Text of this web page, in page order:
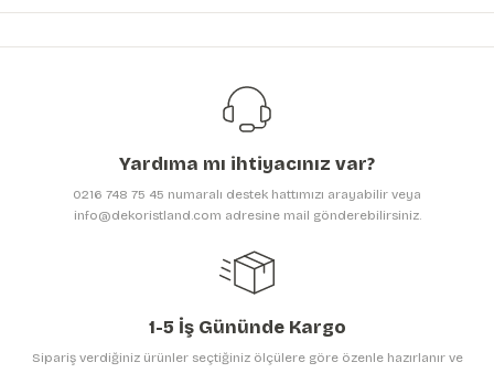
yetersiz gördüğünüz noktaları öneri formunu kullanarak tarafımıza
Görüş ve önerileriniz için teşekkür ederiz.
Ürün resmi kalitesiz, bozuk veya görüntülenemiyor.
Ürün bilgilerinde hatalar bulunuyor.
Yardıma mı ihtiyacınız var?
0216 748 75 45 numaralı destek hattımızı arayabilir veya
info@dekoristland.com adresine mail gönderebilirsiniz.
1-5 İş Gününde Kargo
Sipariş verdiğiniz ürünler seçtiğiniz ölçülere göre özenle hazırlanır ve